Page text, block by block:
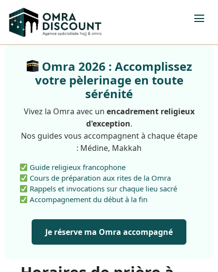
Omra 2026 : Accomplissez
votre pèlerinage en toute
sérénité
Vivez la Omra avec un encadrement religieux
d'exception.
Nos guides vous accompagnent à chaque étape
: Médine, Makkah
Guide religieux francophone
Cours de préparation aux rites de la Omra
Rappels et invocations sur chaque lieu sacré
Accompagnement du début à la fin
Je réserve ma Omra accompagné